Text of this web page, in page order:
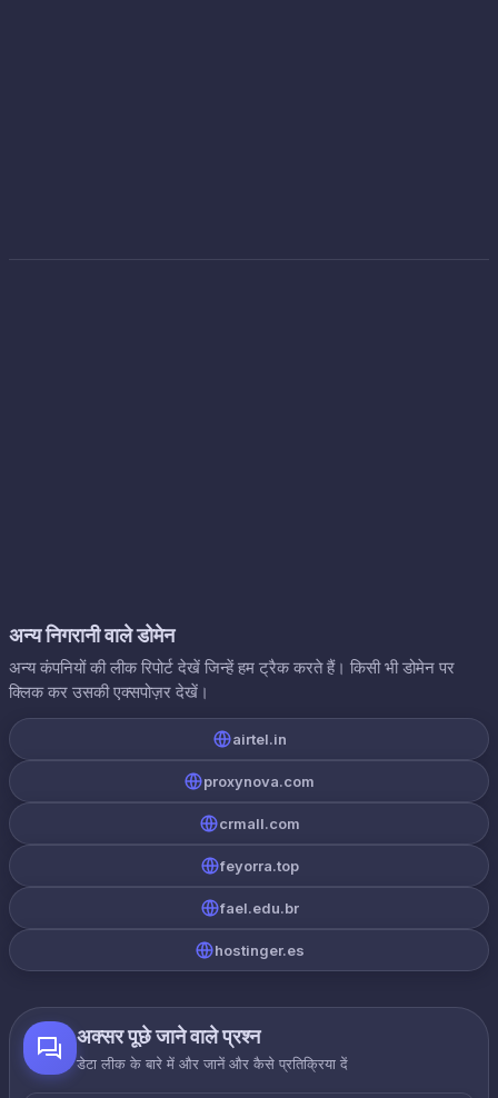
अन्य निगरानी वाले डोमेन
अन्य कंपनियों की लीक रिपोर्ट देखें जिन्हें हम ट्रैक करते हैं। किसी भी डोमेन पर
क्लिक कर उसकी एक्सपोज़र देखें।
airtel.in
proxynova.com
crmall.com
feyorra.top
fael.edu.br
hostinger.es
अक्सर पूछे जाने वाले प्रश्न
डेटा लीक के बारे में और जानें और कैसे प्रतिक्रिया दें